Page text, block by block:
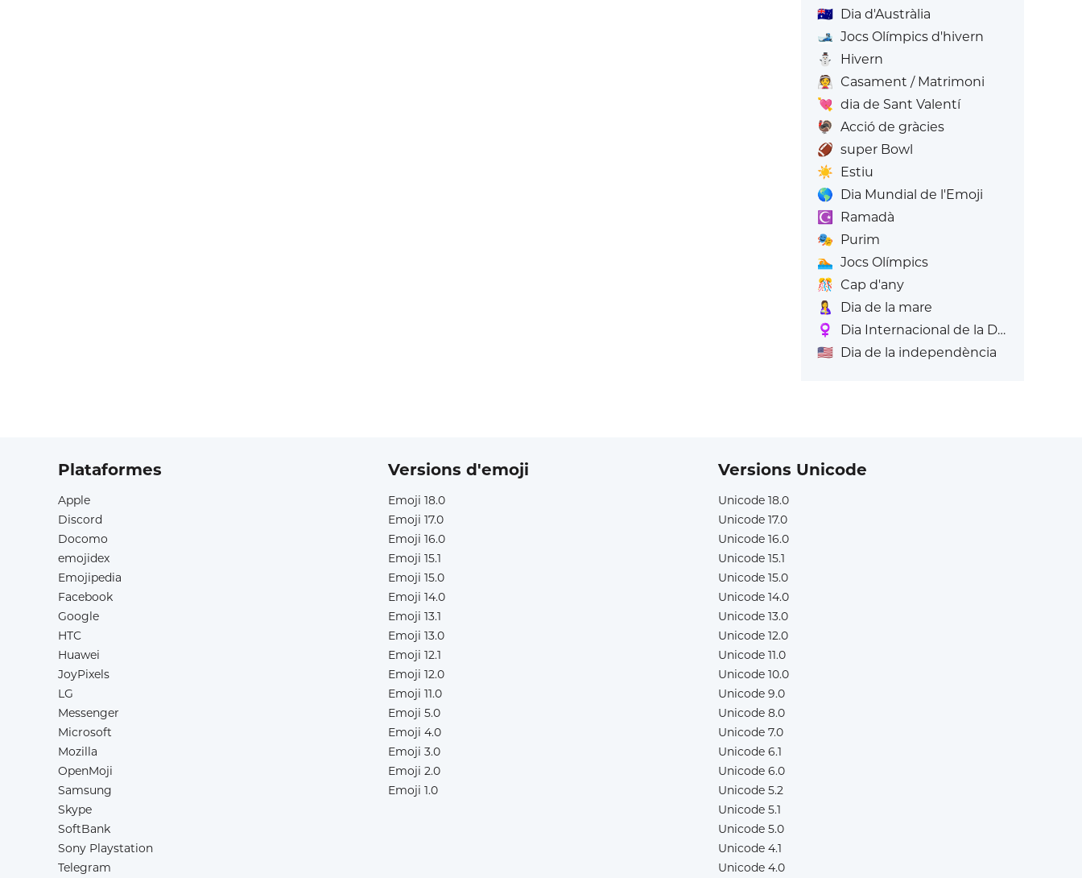
🇦🇺 Dia d'Austràlia
🎿 Jocs Olímpics d'hivern
⛄
Hivern
👰 Casament / Matrimoni
💘 dia de Sant Valentí
🦃 Acció de gràcies
🏈 super Bowl
☀️ Estiu
🌎 Dia Mundial de l'Emoji
☪️
Ramadà
🎭 Purim
🏊 Jocs Olímpics
🎊 Cap d'any
🤱
Dia de la mare
♀️
Dia Internacional de la Dona
🇺🇸 Dia de la independència
Plataformes
Apple
Discord
Docomo
emojidex
Emojipedia
Facebook
Google
HTC
Huawei
JoyPixels
LG
Messenger
Microsoft
Mozilla
OpenMoji
Samsung
Skype
SoftBank
Sony Playstation
Telegram
Versions d'emoji
Emoji 18.0
Emoji 17.0
Emoji 16.0
Emoji 15.1
Emoji 15.0
Emoji 14.0
Emoji 13.1
Emoji 13.0
Emoji 12.1
Emoji 12.0
Emoji 11.0
Emoji 5.0
Emoji 4.0
Emoji 3.0
Emoji 2.0
Emoji 1.0
Versions Unicode
Unicode 18.0
Unicode 17.0
Unicode 16.0
Unicode 15.1
Unicode 15.0
Unicode 14.0
Unicode 13.0
Unicode 12.0
Unicode 11.0
Unicode 10.0
Unicode 9.0
Unicode 8.0
Unicode 7.0
Unicode 6.1
Unicode 6.0
Unicode 5.2
Unicode 5.1
Unicode 5.0
Unicode 4.1
Unicode 4.0